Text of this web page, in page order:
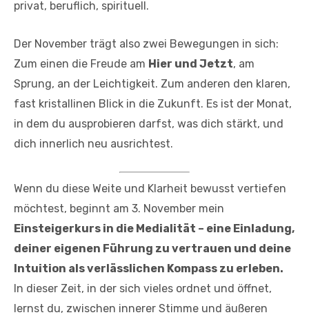
privat, beruflich, spirituell.
Der November trägt also zwei Bewegungen in sich:
Zum einen die Freude am Hier und Jetzt, am
Sprung, an der Leichtigkeit. Zum anderen den klaren,
fast kristallinen Blick in die Zukunft. Es ist der Monat,
in dem du ausprobieren darfst, was dich stärkt, und
dich innerlich neu ausrichtest.
Wenn du diese Weite und Klarheit bewusst vertiefen
möchtest, beginnt am 3. November mein
Einsteigerkurs in die Medialität – eine Einladung,
deiner eigenen Führung zu vertrauen und deine
Intuition als verlässlichen Kompass zu erleben.
In dieser Zeit, in der sich vieles ordnet und öffnet,
lernst du, zwischen innerer Stimme und äußeren